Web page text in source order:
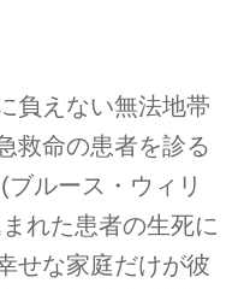
負えない無法地帯
救命の患者を診る
ルース・ウィリ
れた患者の生死に
せな家庭だけが彼